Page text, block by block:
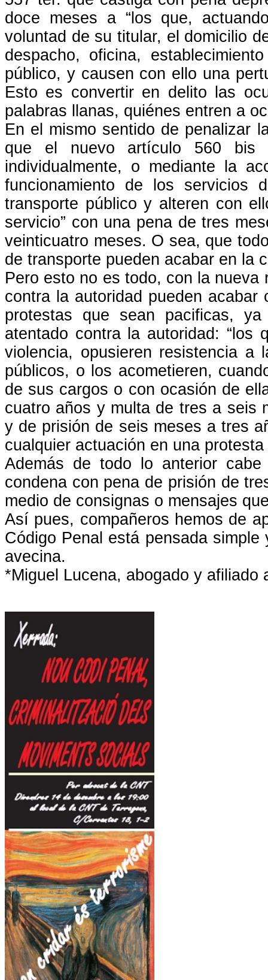
doce meses a “los que,
voluntad de su titular, el domicilio
despacho, oficina,
público, y causen con ello una
Esto es convertir en delito las
palabras llanas, quiénes entren a
En el mismo sentido de penalizar
que el nuevo artículo 560 bis
individualmente, o mediante la
funcionamiento de los servicios
transporte público y alteren con
servicio” con una pena de tres
veinticuatro meses. O sea, que
de transporte pueden acabar en la
Pero esto no es todo, con la
contra la autoridad pueden
protestas que sean pacificas,
atentado contra la autoridad: “los
violencia, opusieren resistencia a
públicos, o los acometieren,
de sus cargos o con ocasión de
cuatro años y multa de tres a seis
y de prisión de seis meses a tres
cualquier actuación en una
Además de todo lo anterior
condena con pena de prisión de
medio de consignas o mensajes
Así pues, compañeros hemos de
Código Penal está pensada
avecina.
*Miguel Lucena, abogado y afiliado